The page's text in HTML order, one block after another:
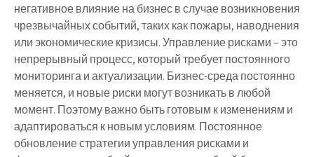
негативное влияние на бизнес в случае возникновения
чрезвычайных событий, таких как пожары, наводнения
или экономические кризисы. Управление рисками – это
непрерывный процесс, который требует постоянного
мониторинга и актуализации. Бизнес-среда постоянно
меняется, и новые риски могут возникать в любой
момент. Поэтому важно быть готовым к изменениям и
адаптироваться к новым условиям. Постоянное
обновление стратегии управления рисками и